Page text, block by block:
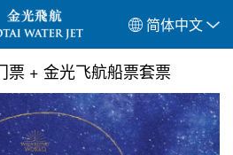
简体中文
+ 金光飞航船票套票